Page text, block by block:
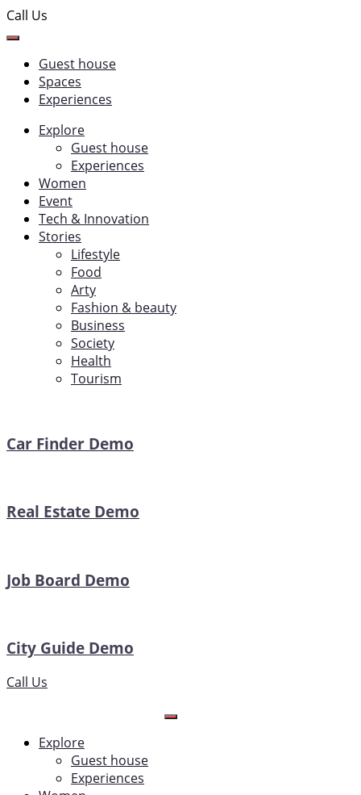
Call Us
Guest house
Spaces
Experiences
Explore
Guest house
Experiences
Women
Event
Tech & Innovation
Stories
Lifestyle
Food
Arty
Fashion & beauty
Business
Society
Health
Tourism
Car Finder Demo
Real Estate Demo
Job Board Demo
City Guide Demo
Call Us
Explore
Guest house
Experiences